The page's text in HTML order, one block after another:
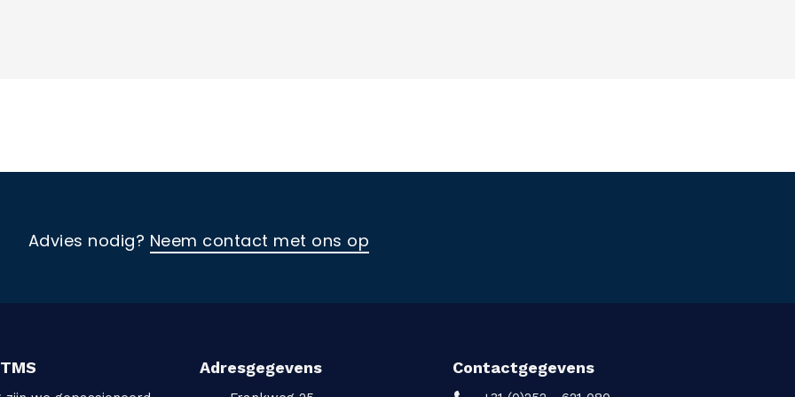
Advies nodig? Neem contact met ons op
Adresgegevens Contactgegevens